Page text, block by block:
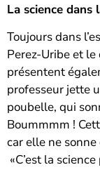
La science dans
Toujours dans
Perez-Uribe et
présentent
professeur jette
poubelle, qui
Boummmm !
car elle ne
«C’est la